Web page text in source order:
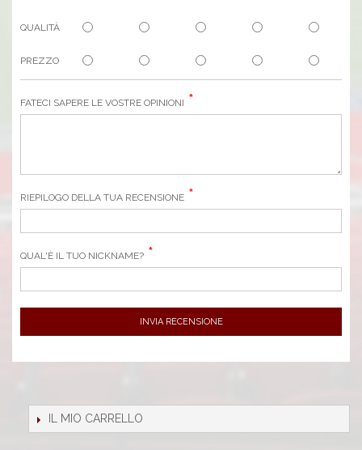
QUALITÀ
PREZZO
FATECI SAPERE LE VOSTRE OPINIONI
RIEPILOGO DELLA TUA RECENSIONE
QUAL'È IL TUO NICKNAME?
INVIA RECENSIONE
IL MIO CARRELLO